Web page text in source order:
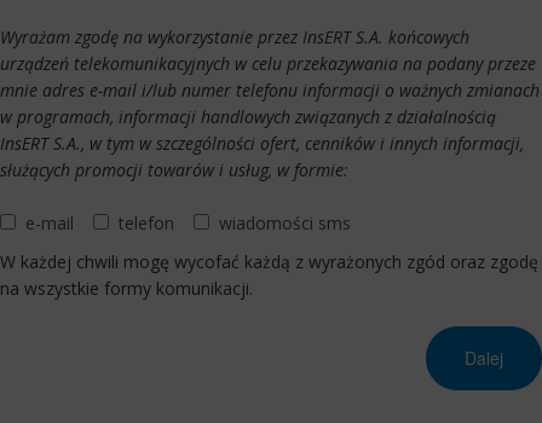
Wyrażam zgodę na wykorzystanie przez InsERT S.A. końcowych
urządzeń telekomunikacyjnych w celu przekazywania na podany przeze
mnie adres e-mail i/lub numer telefonu informacji o ważnych zmianach
w programach, informacji handlowych związanych z działalnością
InsERT S.A., w tym w szczególności ofert, cenników i innych informacji,
służących promocji towarów i usług, w formie:
e-mail telefon
wiadomości sms
W każdej chwili mogę wycofać każdą z wyrażonych zgód oraz zgodę
na wszystkie formy komunikacji.